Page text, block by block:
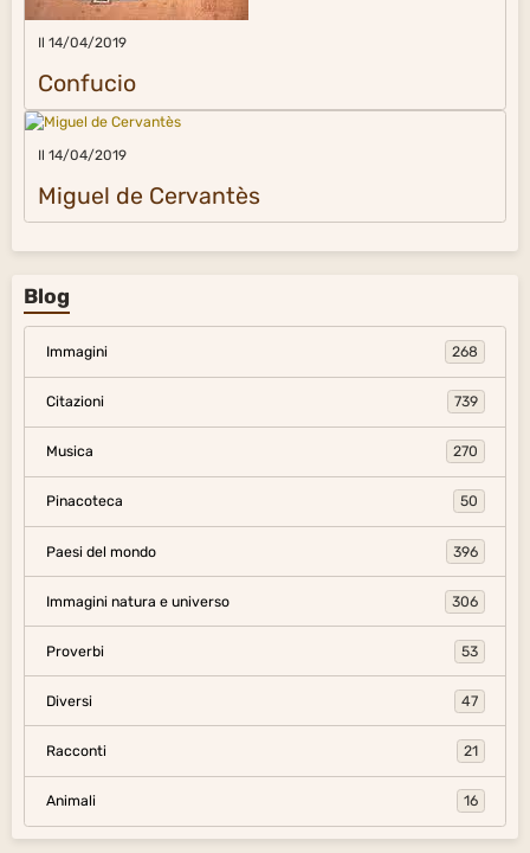
Il 14/04/2019
Confucio
Il 14/04/2019
Miguel de Cervantès
Blog
Immagini 268
Citazioni 739
Musica 270
Pinacoteca 50
Paesi del mondo 396
Immagini natura e universo 306
Proverbi 53
Diversi 47
Racconti 21
Animali 16